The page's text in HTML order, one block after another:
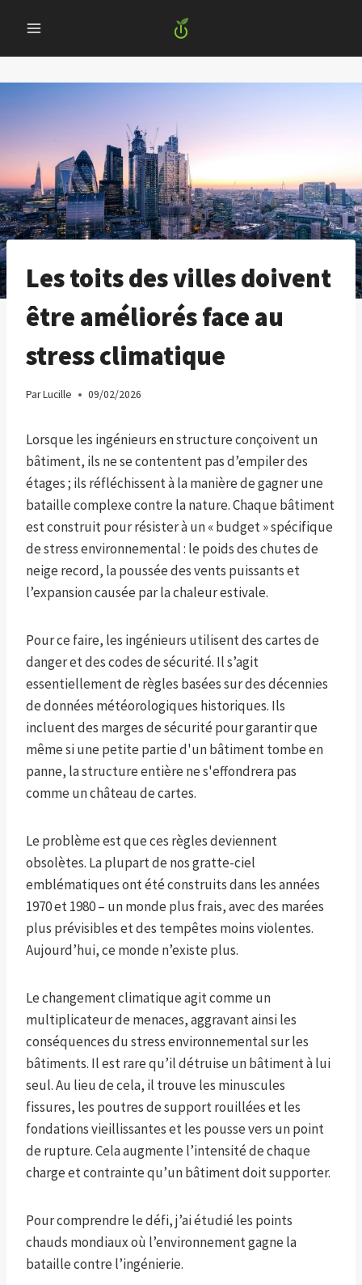
content
Les toits des villes doivent
être améliorés face au
stress climatique
ParLucille 09/02/2026
Lorsque les ingénieurs en structure conçoivent un
bâtiment, ils ne se contentent pas d’empiler des
étages ; ils réfléchissent à la manière de gagner une
bataille complexe contre la nature. Chaque bâtiment
est construit pour résister à un « budget » spécifique
de stress environnemental : le poids des chutes de
neige record, la poussée des vents puissants et
l’expansion causée par la chaleur estivale.
Pour ce faire, les ingénieurs utilisent des cartes de
danger et des codes de sécurité. Il s’agit
essentiellement de règles basées sur des décennies
de données météorologiques historiques. Ils
incluent des marges de sécurité pour garantir que
même si une petite partie d'un bâtiment tombe en
panne, la structure entière ne s'effondrera pas
comme un château de cartes.
Le problème est que ces règles deviennent
obsolètes. La plupart de nos gratte-ciel
emblématiques ont été construits dans les années
1970 et 1980 – un monde plus frais, avec des marées
plus prévisibles et des tempêtes moins violentes.
Aujourd’hui, ce monde n’existe plus.
Le changement climatique agit comme un
multiplicateur de menaces, aggravant ainsi les
conséquences du stress environnemental sur les
bâtiments. Il est rare qu’il détruise un bâtiment à lui
seul. Au lieu de cela, il trouve les minuscules
fissures, les poutres de support rouillées et les
fondations vieillissantes et les pousse vers un point
de rupture. Cela augmente l’intensité de chaque
charge et contrainte qu’un bâtiment doit supporter.
Pour comprendre le défi, j’ai étudié les points
chauds mondiaux où l’environnement gagne la
bataille contre l’ingénierie.